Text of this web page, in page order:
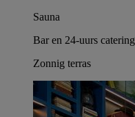
Sauna
Bar en 24-uurs catering
Zonnig terras